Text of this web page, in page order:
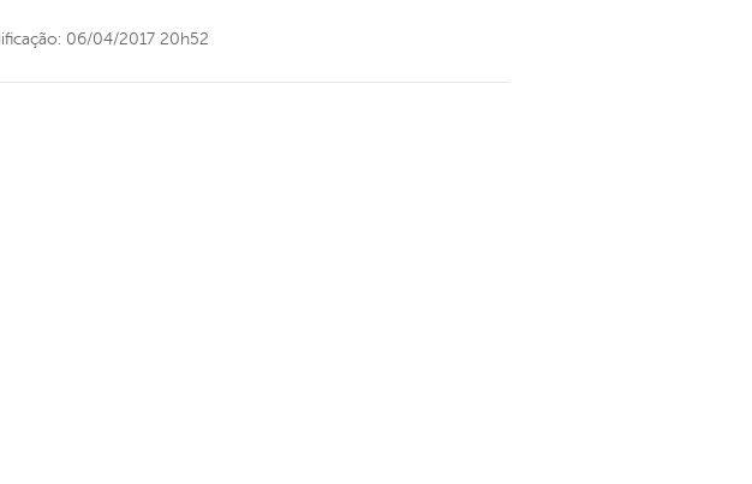
06/04/2017 20h52